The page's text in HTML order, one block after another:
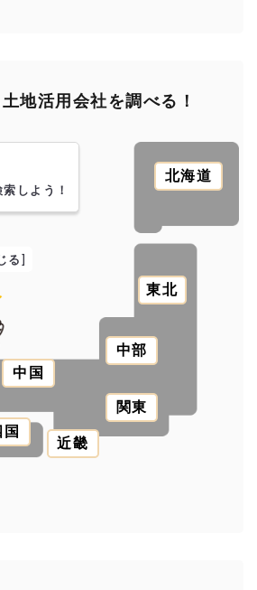
地活用会社を調べる！
北海道
東北
関東
中部
近畿
中国
国
しよう！
る]